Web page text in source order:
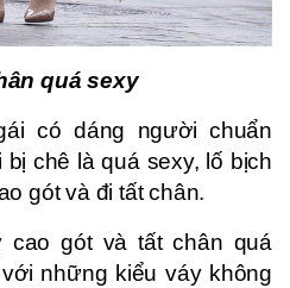
quá sexy
có dáng người chuẩn
chê là quá sexy, lố bịch
gót và đi tất chân.
cao gót và tất chân quá
những kiểu váy không